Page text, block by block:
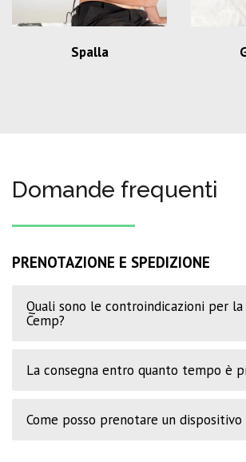
Spalla
Domande frequenti
PRENOTAZIONE E SPEDIZIONE
Quali sono le controindicazioni per
Cemp?
La consegna entro quanto tempo è
Come posso prenotare un dispositivo